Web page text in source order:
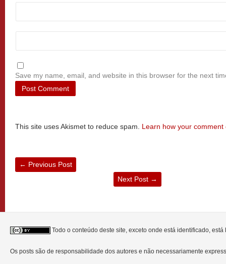
Save my name, email, and website in this browser for the next
This site uses Akismet to reduce spam. Learn how your
← Previous Post
Next Post →
Todo o conteúdo deste site, exceto onde está identificado,
Os posts são de responsabilidade dos autores e não necessariamente